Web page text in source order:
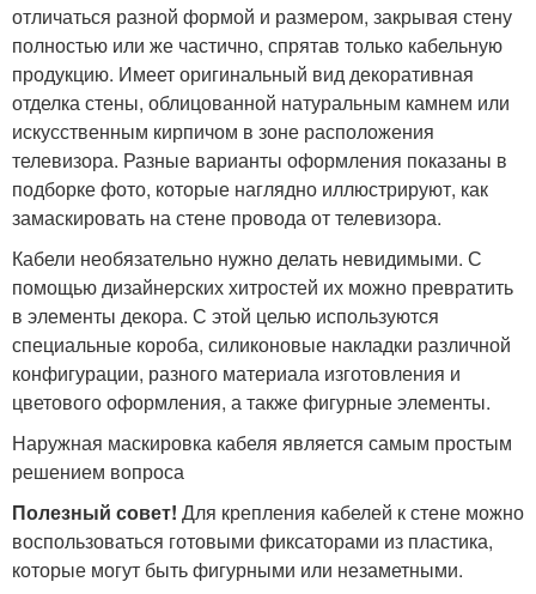
отличаться разной формой и размером, закрывая стену
полностью или же частично, спрятав только кабельную
продукцию. Имеет оригинальный вид декоративная
отделка стены, облицованной натуральным камнем или
искусственным кирпичом в зоне расположения
телевизора. Разные варианты оформления показаны в
подборке фото, которые наглядно иллюстрируют, как
замаскировать на стене провода от телевизора.
Кабели необязательно нужно делать невидимыми. С
помощью дизайнерских хитростей их можно превратить
в элементы декора. С этой целью используются
специальные короба, силиконовые накладки различной
конфигурации, разного материала изготовления и
цветового оформления, а также фигурные элементы.
Наружная маскировка кабеля является самым простым
решением вопроса
Полезный совет! Для крепления кабелей к стене можно
воспользоваться готовыми фиксаторами из пластика,
которые могут быть фигурными или незаметными.